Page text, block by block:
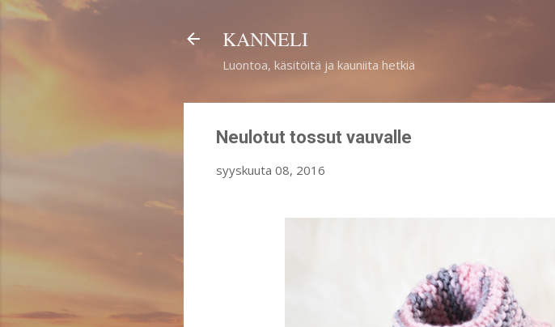
KANNELI
Luontoa, käsitöitä ja kauniita hetkiä
Neulotut tossut vauvalle
syyskuuta 08, 2016